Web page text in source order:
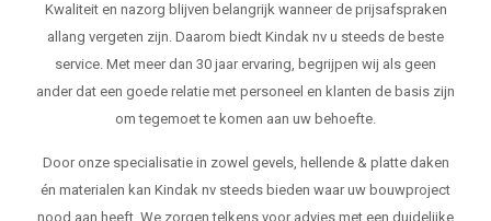
Kwaliteit en nazorg blijven belangrijk wanneer de prijsafspraken
allang vergeten zijn. Daarom biedt Kindak nv u steeds de beste
service. Met meer dan 30 jaar ervaring, begrijpen wij als geen
ander dat een goede relatie met personeel en klanten de basis zijn
om tegemoet te komen aan uw behoefte.
Door onze specialisatie in zowel gevels, hellende & platte daken
én materialen kan Kindak nv steeds bieden waar uw bouwproject
nood aan heeft. We zorgen telkens voor advies met een duidelijke